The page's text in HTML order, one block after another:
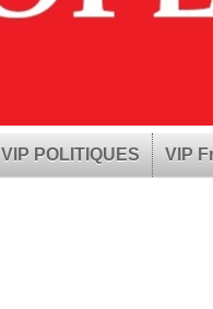
VIP POLITIQUES VIP